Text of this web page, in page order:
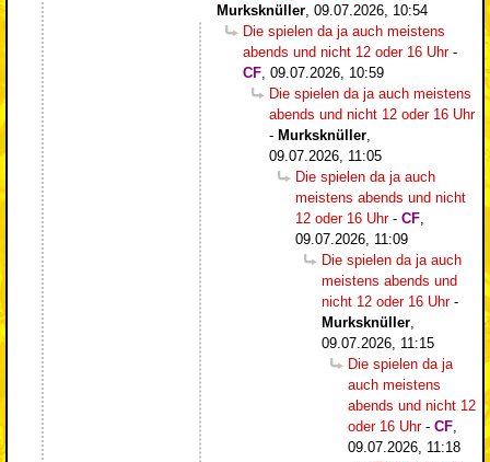
Murksknüller 09.07.2026, 10:54
Die spielen da ja auch meistens
abends und nicht 12 oder 16 Uhr-
CF 09.07.2026, 10:59
Die spielen da ja auch meistens
abends und nicht 12 oder 16 Uhr
- Murksknüller
09.07.2026, 11:05
Die spielen da ja auch
meistens abends und nicht
12 oder 16 Uhr- CF
09.07.2026, 11:09
Die spielen da ja auch
meistens abends und
nicht 12 oder 16 Uhr-
Murksknüller
09.07.2026, 11:15
Die spielen da ja
auch meistens
abends und nicht 12
oder 16 Uhr- CF
09.07.2026, 11:18